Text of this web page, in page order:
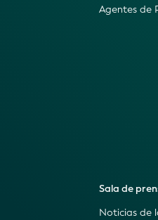
Agentes de
Sala de
Noticias de